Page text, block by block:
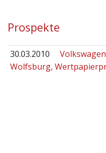
Prospekte
30.03.2010
Wolfsburg,